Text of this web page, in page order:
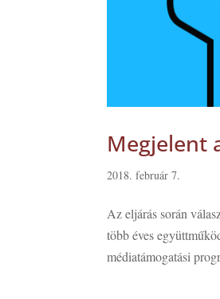
Megjelent
2018. február 7.
Az eljárás során
több éves
médiatámogatási